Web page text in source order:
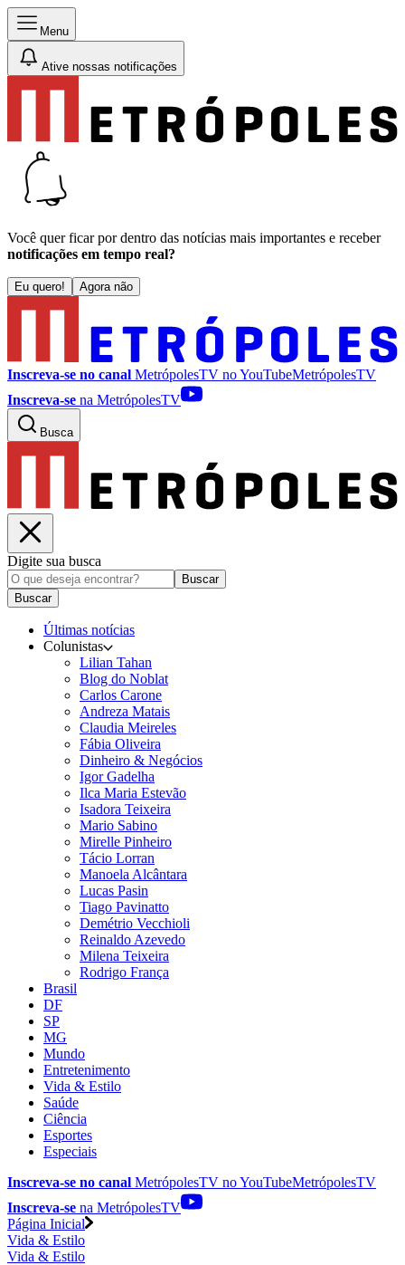
Menu
Ative nossas notificações
Você quer ficar por dentro das notícias mais importantes e receber
notificações em tempo real?
Eu quero! Agora não
Inscreva-se no canal MetrópolesTV noYouTubeMetrópolesTV
Inscreva-se na MetrópolesTV
Busca
Digite sua busca
Buscar
Buscar
Últimas notícias
Colunistas
Lilian Tahan
Blog do Noblat
Carlos Carone
Andreza Matais
Claudia Meireles
Fábia Oliveira
Dinheiro & Negócios
Igor Gadelha
Ilca Maria Estevão
Isadora Teixeira
Mario Sabino
Mirelle Pinheiro
Tácio Lorran
Manoela Alcântara
Lucas Pasin
Tiago Pavinatto
Demétrio Vecchioli
Reinaldo Azevedo
Milena Teixeira
Rodrigo França
Brasil
DF
SP
MG
Mundo
Entretenimento
Vida & Estilo
Saúde
Ciência
Esportes
Especiais
Inscreva-se no canal MetrópolesTV noYouTubeMetrópolesTV
Inscreva-se na MetrópolesTV
Página Inicial
Vida & Estilo
Vida & Estilo